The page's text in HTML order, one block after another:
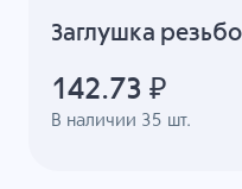
Заглушка
В наличии 35 шт.
142.73 ₽